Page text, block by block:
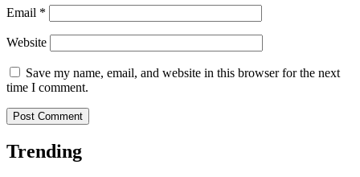
Email *
Website
Save my name, email, and website in this browser for the next
time I comment.
Trending